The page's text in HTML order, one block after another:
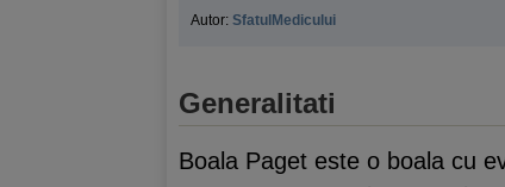
Autor: SfatulMedicului
Generalitati
Boala Paget este o boala cu